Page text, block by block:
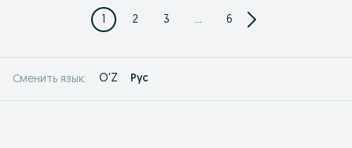
1 2 3 ... 6
Сменить язык: O'Z Рус